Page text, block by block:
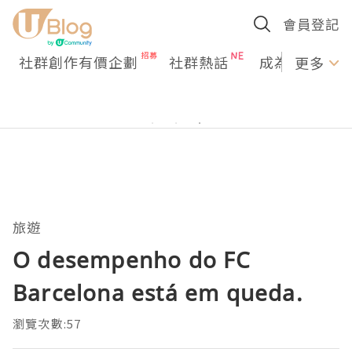
會員登記
社群創作有價企劃 社群熱話 成為U更多
旅遊
O desempenho do FC
Barcelona está em queda.
瀏覽次數:57